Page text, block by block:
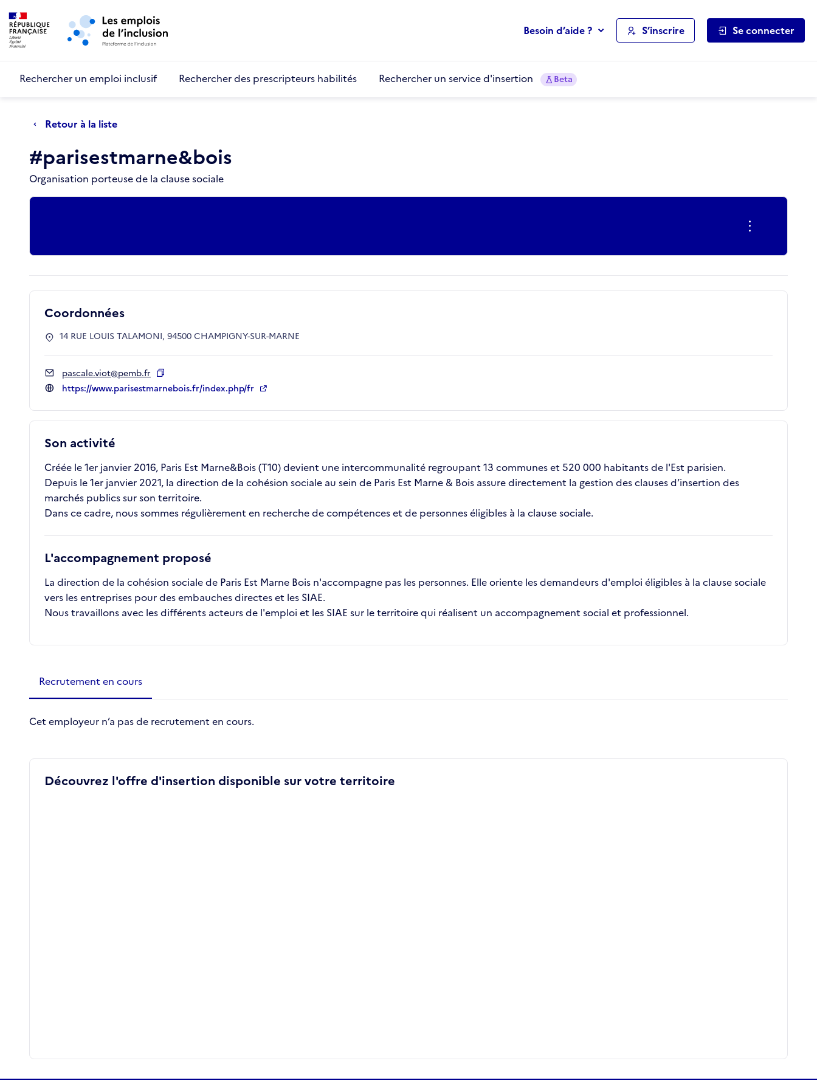
Aller au menu principal
Besoin d’aide ? S’inscrire Se connecter
Rechercher un emploi inclusif Rechercher des prescripteurs habilités Rechercher un service d'insertion Beta
Retour à la liste
#parisestmarne&bois
Organisation porteuse de la clause sociale
Son activité
Créée le 1er janvier 2016, Paris Est Marne&Bois (T10) devient une intercommunalité regroupant 13 communes et 520 000 habitants de l'Est parisien.
Depuis le 1er janvier 2021, la direction de la cohésion sociale au sein de Paris Est Marne & Bois assure directement la gestion des clauses d’insertion des
marchés publics sur son territoire.
Dans ce cadre, nous sommes régulièrement en recherche de compétences et de personnes éligibles à la clause sociale.
L'accompagnement proposé
La direction de la cohésion sociale de Paris Est Marne Bois n'accompagne pas les personnes. Elle oriente les demandeurs d'emploi éligibles à la clause sociale
vers les entreprises pour des embauches directes et les SIAE.
Nous travaillons avec les différents acteurs de l'emploi et les SIAE sur le territoire qui réalisent un accompagnement social et professionnel.
Coordonnées
14 RUE LOUIS TALAMONI, 94500 CHAMPIGNY-SUR-MARNE
pascale.viot@pemb.fr
Copier
https://www.parisestmarnebois.fr/index.php/fr
Métiers de la structure
Recrutement en cours
Cet employeur n’a pas de recrutement en cours.
Découvrez l'offre d'insertion disponible sur votre territoire